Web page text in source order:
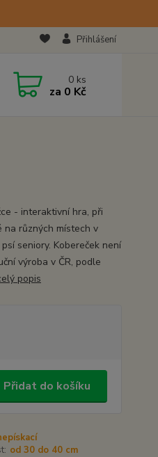
Přihlášení
0 ks
za 0 Kč
- interaktivní hra, při
na různých místech v
seniory. Kobereček není
výroba v ČR, podle
popis
Přidat do košíku
od 30 do 40 cm